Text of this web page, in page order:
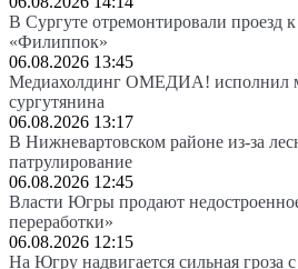
В Сургуте отремонтировали проезд к
«Филиппок»
06.08.2026 13:45
Медиахолдинг ОМЕДИА! исполнил
сургутянина
06.08.2026 13:17
В Нижневартовском районе из-за
патрулирование
06.08.2026 12:45
Власти Югры продают
переработки»
06.08.2026 12:15
На Югру надвигается сильная гроза